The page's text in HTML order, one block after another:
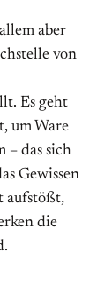
aber
von
Es geht
um Ware
– das sich
Gewissen
aufstößt,
die